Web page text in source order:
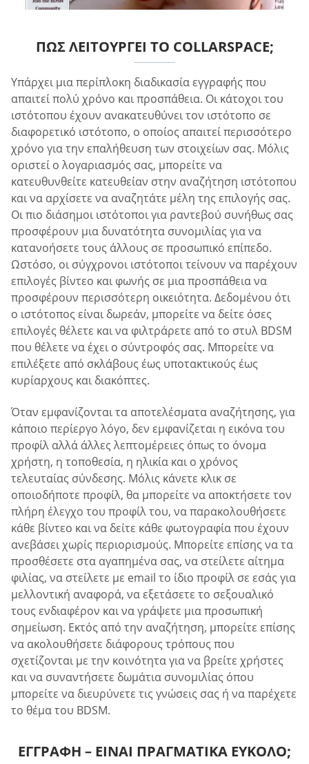
ΠΏΣ ΛΕΙΤΟΥΡΓΕΊ ΤΟ COLLARSPACE;
Υπάρχει μια περίπλοκη διαδικασία εγγραφής που
απαιτεί πολύ χρόνο και προσπάθεια. Οι κάτοχοι του
ιστότοπου έχουν ανακατευθύνει τον ιστότοπο σε
διαφορετικό ιστότοπο, ο οποίος απαιτεί περισσότερο
χρόνο για την επαλήθευση των στοιχείων σας. Μόλις
οριστεί ο λογαριασμός σας, μπορείτε να
κατευθυνθείτε κατευθείαν στην αναζήτηση ιστότοπου
και να αρχίσετε να αναζητάτε μέλη της επιλογής σας.
Οι πιο διάσημοι ιστότοποι για ραντεβού συνήθως σας
προσφέρουν μια δυνατότητα συνομιλίας για να
κατανοήσετε τους άλλους σε προσωπικό επίπεδο.
Ωστόσο, οι σύγχρονοι ιστότοποι τείνουν να παρέχουν
επιλογές βίντεο και φωνής σε μια προσπάθεια να
προσφέρουν περισσότερη οικειότητα. Δεδομένου ότι
ο ιστότοπος είναι δωρεάν, μπορείτε να δείτε όσες
επιλογές θέλετε και να φιλτράρετε από το στυλ BDSM
που θέλετε να έχει ο σύντροφός σας. Μπορείτε να
επιλέξετε από σκλάβους έως υποτακτικούς έως
κυρίαρχους και διακόπτες.
Όταν εμφανίζονται τα αποτελέσματα αναζήτησης, για
κάποιο περίεργο λόγο, δεν εμφανίζεται η εικόνα του
προφίλ αλλά άλλες λεπτομέρειες όπως το όνομα
χρήστη, η τοποθεσία, η ηλικία και ο χρόνος
τελευταίας σύνδεσης. Μόλις κάνετε κλικ σε
οποιοδήποτε προφίλ, θα μπορείτε να αποκτήσετε τον
πλήρη έλεγχο του προφίλ του, να παρακολουθήσετε
κάθε βίντεο και να δείτε κάθε φωτογραφία που έχουν
ανεβάσει χωρίς περιορισμούς. Μπορείτε επίσης να τα
προσθέσετε στα αγαπημένα σας, να στείλετε αίτημα
φιλίας, να στείλετε με email το ίδιο προφίλ σε εσάς για
μελλοντική αναφορά, να εξετάσετε το σεξουαλικό
τους ενδιαφέρον και να γράψετε μια προσωπική
σημείωση. Εκτός από την αναζήτηση, μπορείτε επίσης
να ακολουθήσετε διάφορους τρόπους που
σχετίζονται με την κοινότητα για να βρείτε χρήστες
και να συναντήσετε δωμάτια συνομιλίας όπου
μπορείτε να διευρύνετε τις γνώσεις σας ή να παρέχετε
το θέμα του BDSM.
ΕΓΓΡΑΦΉ – ΕΊΝΑΙ ΠΡΑΓΜΑΤΙΚΆ ΕΎΚΟΛΟ;